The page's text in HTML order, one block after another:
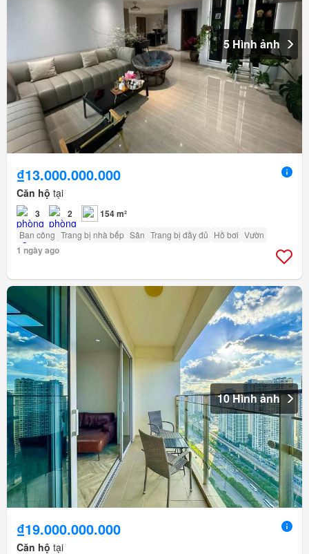
5 Hình ảnh
₫13.000.000.000
Căn hộ tại
3 2 154 m²
Ban công Trang bị nhà bếp Sân Trang bị đầy đủ Hồ bơi Vườn
1 ngày ago
10 Hình ảnh
₫19.000.000.000
Căn hộ tại